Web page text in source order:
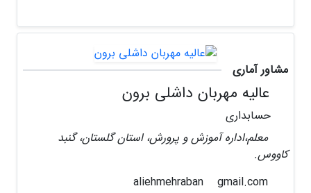
مشاور آماری
عالیه مهربان داشلی برون
حسابداری
معلم،اداره آموزش و پرورش، استان گلستان، گنبد
کاووس.
gmail.com